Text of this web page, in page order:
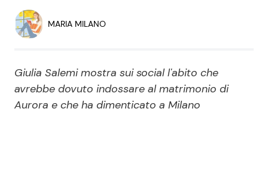
Economia
Persone Scomparse
Politica Reality e Talent
Soap Opera
MARIA MILANO
Giulia Salemi mostra sui social l'abito che
avrebbe dovuto indossare al matrimonio di
Aurora e che ha dimenticato a Milano